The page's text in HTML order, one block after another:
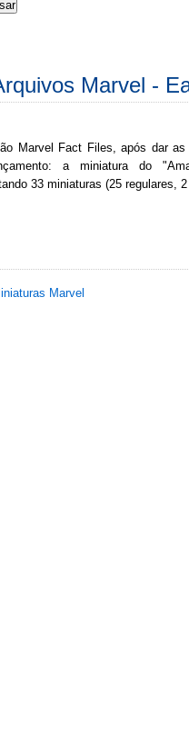
Marvel -
Marvel Fact Files, após dar
a miniatura do
33 miniaturas (25 regulares,
Marvel